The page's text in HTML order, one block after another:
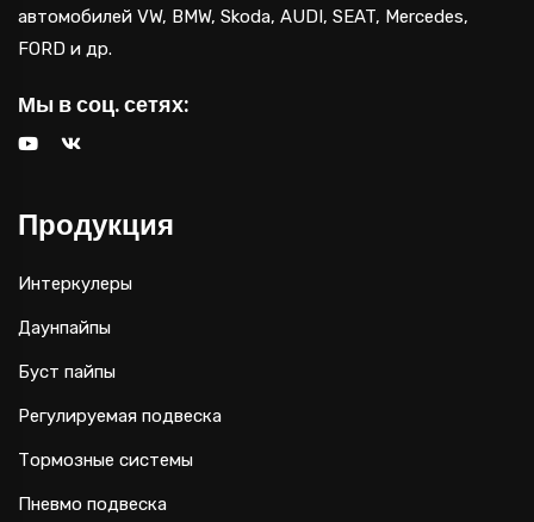
автомобилей VW, BMW, Skoda, AUDI, SEAT, Mercedes,
FORD и др.
Мы в соц. сетях:
Продукция
Интеркулеры
Даунпайпы
Буст пайпы
Регулируемая подвеска
Тормозные системы
Пневмо подвеска